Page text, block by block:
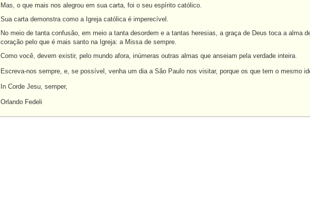
Mas, o que mais nos alegrou em sua carta, foi o seu espírito católico.
Sua carta demonstra como a Igreja católica é imperecível.
No meio de tanta confusão, em meio a tanta desordem e a tantas heresias, a graça de Deus toca a alma
coração pelo que é mais santo na Igreja: a Missa de sempre.
Como você, devem existir, pelo mundo afora, inúmeras outras almas que anseiam pela verdade inteira.
Escreva-nos sempre, e, se possível, venha um dia a São Paulo nos visitar, porque os que tem o mesmo
In Corde Jesu, semper,
Orlando Fedeli